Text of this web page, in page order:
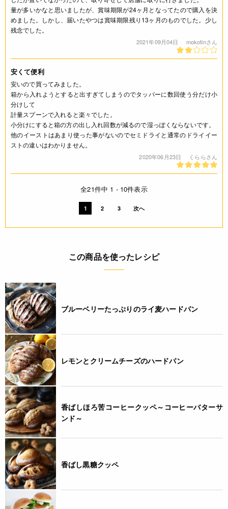
量が多いかなと思いましたが、賞味期限が24ヶ月となってたので購入を決
めました。しかし、届いたやつは賞味期限残り13ヶ月のものでした。少し
残念でした。
2021年09月04日 mokotinさん
安くて便利
安いので買ってみました。
箱から入れようとすると出すぎてしまうのでタッパーに数回使う分だけ小
分けして
計量スプーンで入れると楽々でした。
小分けにすると箱の方の出し入れ回数が減るので湿っぽくならないです。
他のイーストはあまり使った事がないのでセミドライと通常のドライイー
ストの違いはわかりません。
2020年06月23日 くららさん
全21件中 1 - 10件表示
1 2 3 次へ
この商品を使ったレシピ
ブルーベリーたっぷりのライ麦ハードパン
レモンとクリームチーズのハードパン
香ばしほろ苦コーヒークッペ～コーヒーバターサ
ンド～
香ばし黒糖クッペ